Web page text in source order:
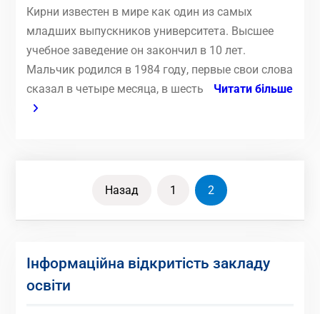
Кирни известен в мире как один из самых
младших выпускников университета. Высшее
учебное заведение он закончил в 10 лет.
Мальчик родился в 1984 году, первые свои слова
сказал в четыре месяца, в шесть
Читати більше
Назад 1 2
Інформаційна відкритість закладу
освіти